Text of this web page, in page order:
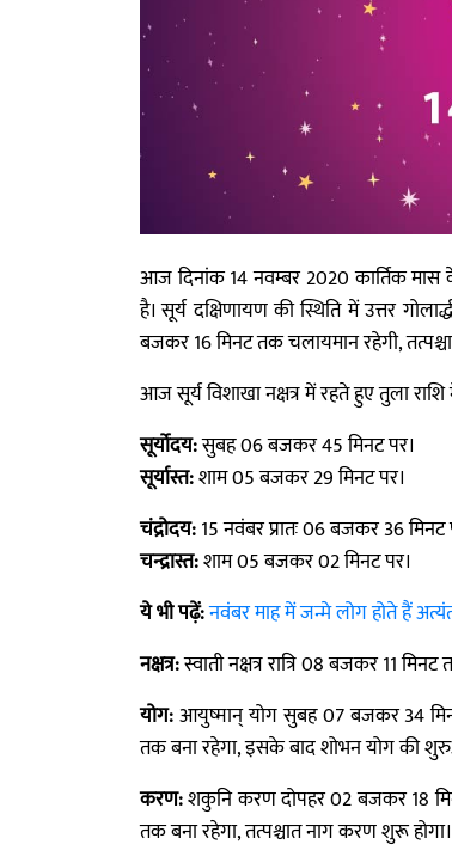
आज दिनांक 14 नवम्बर 2020 कार्तिक मास
है। सूर्य दक्षिणायण की स्थिति में उत्तर
बजकर 16 मिनट तक चलायमान रहेगी,
आज सूर्य विशाखा नक्षत्र में रहते हुए तुला
सूर्योदय:सुबह 06 बजकर 45 मिनट पर।
सूर्यास्त:शाम 05 बजकर 29 मिनट पर।
चंद्रोदय:15 नवंबर प्रातः 06 बजकर 36 मिनट
चन्द्रास्त:शाम 05 बजकर 02 मिनट पर।
ये भी पढ़ें:नवंबर माह में जन्मे लोग होते हैं
नक्षत्र:स्वाती नक्षत्र रात्रि 08 बजकर 11
योग:आयुष्मान् योग सुबह 07 बजकर 34
तक बना रहेगा, इसके बाद शोभन योग की
करण:शकुनि करण दोपहर 02 बजकर 18
तक बना रहेगा, तत्पश्चात नाग करण शुरू होगा।